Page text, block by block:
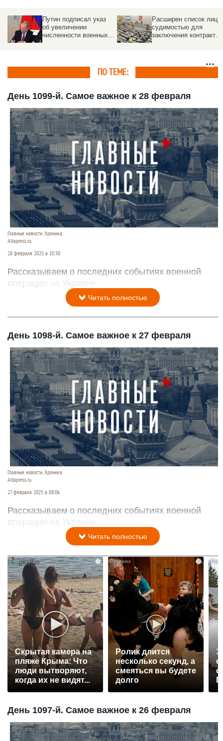
Путин подписал указ
об увеличении
численности военных в
Расширен список лиц с
судимостью для
заключения контрактов
ПО ТЕМЕ:
День 1099-й. Самое важное к 28 февраля
Главные новости. Хроника.
Altapress.ru.
28 февраля 2025 в 10:30
Рассказываем о последних событиях военной
операции на Украине.
Читать полностью
День 1098-й. Самое важное к 27 февраля
Главные новости. Хроника.
Altapress.ru.
27 февраля 2025 в 08:06
Рассказываем о последних событиях военной
операции на Украине.
Читать полностью
i
Скрытая камера на
пляже Крыма: Что
люди вытворяют,
когда их не видят...
i
Ролик длится
несколько секунд, а
смеяться вы будете
долго
День 1097-й. Самое важное к 26 февраля